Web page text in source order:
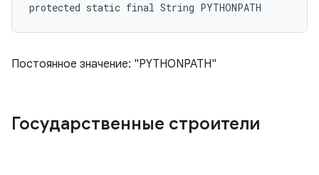
protected static final String PYTHONPATH
Постоянное значение: "PYTHONPATH"
Государственные строители